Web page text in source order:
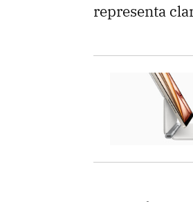
representa